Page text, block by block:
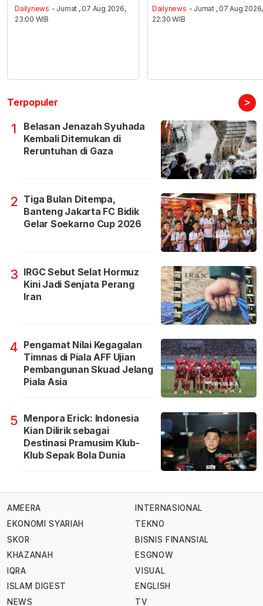
Dailynews - Jumat , 07 Aug 2026,
23:00 WIB
Dailynews - Jumat , 07 Aug 2026,
22:30 WIB
Terpopuler >
1
Belasan Jenazah Syuhada
Kembali Ditemukan di
Reruntuhan di Gaza
2 Tiga Bulan Ditempa,
Banteng Jakarta FC Bidik
Gelar Soekarno Cup 2026
3 IRGC Sebut Selat Hormuz
Kini Jadi Senjata Perang
Iran
4 Pengamat Nilai Kegagalan
Timnas di Piala AFF Ujian
Pembangunan Skuad Jelang
Piala Asia
5 Menpora Erick: Indonesia
Kian Dilirik sebagai
Destinasi Pramusim Klub-
Klub Sepak Bola Dunia
AMEERA
EKONOMI SYARIAH
SKOR
KHAZANAH
IQRA
ISLAM DIGEST
NEWS
INTERNASIONAL
TEKNO
BISNIS FINANSIAL
ESGNOW
VISUAL
ENGLISH
TV